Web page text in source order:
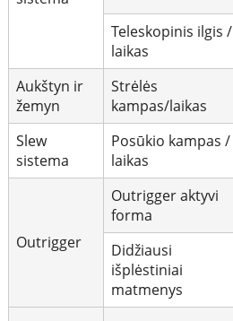
Teleskopinis ilgis /
laikas
Aukštyn ir
žemyn
Strėlės
kampas/laikas
Slew
sistema
Posūkio kampas /
laikas
Outrigger
Outrigger aktyvi
forma
Didžiausi
išplėstiniai
matmenys